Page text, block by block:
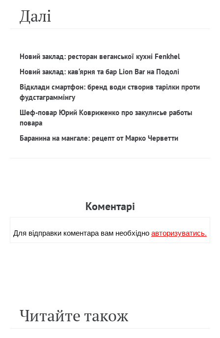
Далi
Новий заклад: ресторан веганської кухні Fenkhel
Новий заклад: кав‘ярня та бар Lion Bar на Подолі
Відклади смартфон: бренд води створив тарілки проти
фудстаграммінгу
Шеф-повар Юрий Ковриженко про закулисье работы
повара
Баранина на мангале: рецепт от Марко Черветти
Коментарi
Для вiдправки коментара вам необхiдноавторизуватись.
Читайте також